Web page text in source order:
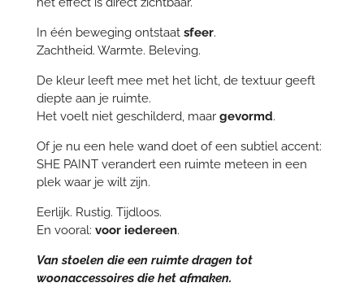
In één beweging ontstaat sfeer.
Zachtheid. Warmte. Beleving.
De kleur leeft mee met het licht, de textuur geeft
diepte aan je ruimte.
Het voelt niet geschilderd, maar gevormd.
Of je nu een hele wand doet of een subtiel accent:
SHE PAINT verandert een ruimte meteen in een
plek waar je wilt zijn.
Eerlijk. Rustig. Tijdloos.
En vooral: voor iedereen.
Van stoelen die een ruimte dragen tot
woonaccessoires die het afmaken.